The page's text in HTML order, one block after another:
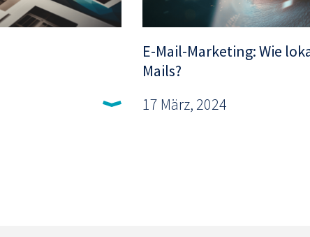
E-Mail-Marketing: Wie
Mails?
17 März, 2024